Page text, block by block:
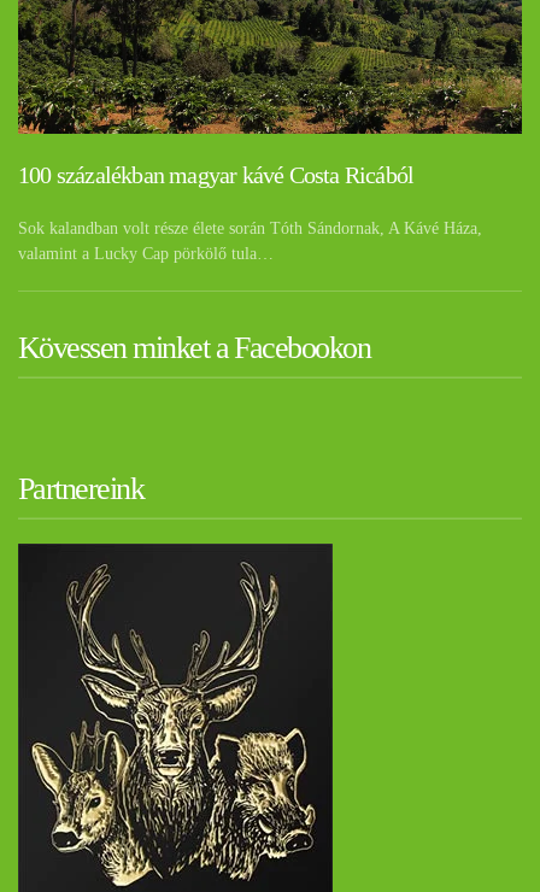
100 százalékban magyar kávé Costa Ricából
Sok kalandban volt része élete során Tóth Sándornak, A Kávé Háza,
valamint a Lucky Cap pörkölő tula…
Kövessen minket a Facebookon
Partnereink